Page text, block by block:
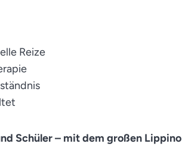
Reize
Schüler – mit dem großen Lippino